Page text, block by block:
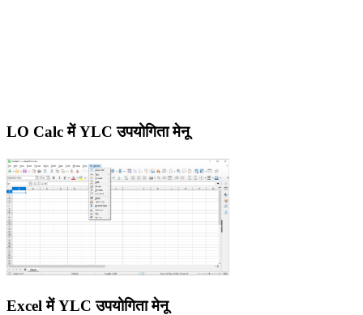
LO Calc में YLC उपयोगिता मेनू
Excel में YLC उपयोगिता मेनू